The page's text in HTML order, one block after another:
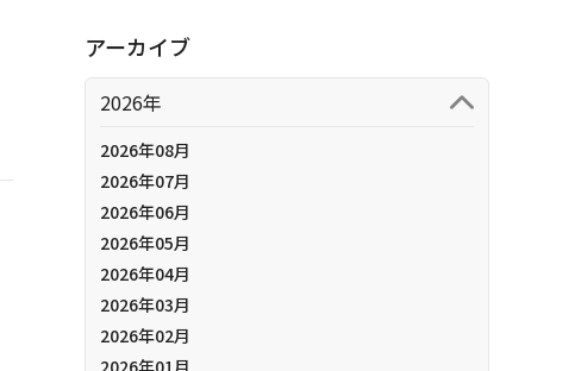
アーカイブ
2026年
2026年08月
2026年07月
2026年06月
2026年05月
2026年04月
2026年03月
2026年02月
2026年01月